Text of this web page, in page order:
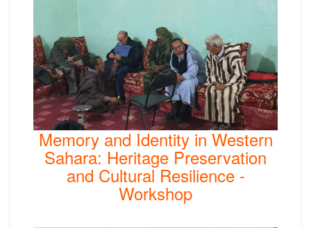
Memory and Identity in Western
Sahara: Heritage Preservation
and Cultural Resilience -
Workshop